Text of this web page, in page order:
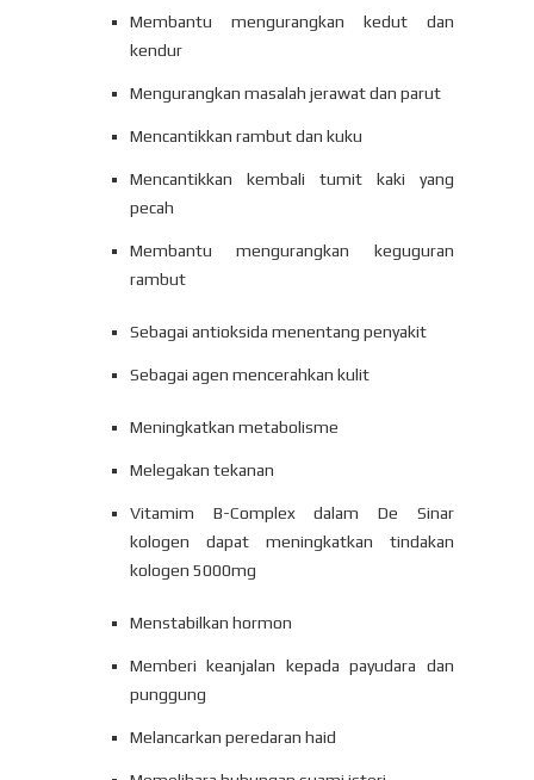
Membantu mengurangkan kedut dan
kendur
Mengurangkan masalah jerawat dan parut
Mencantikkan rambut dan kuku
Mencantikkan kembali tumit kaki yang
pecah
Membantu mengurangkan keguguran
rambut
Sebagai antioksida menentang penyakit
Sebagai agen mencerahkan kulit
Meningkatkan metabolisme
Melegakan tekanan
Vitamim B-Complex dalam De Sinar
kologen dapat meningkatkan tindakan
kologen 5000mg
Menstabilkan hormon
Memberi keanjalan kepada payudara dan
punggung
Melancarkan peredaran haid